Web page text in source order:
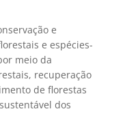
e
e espécies-
meio da
recuperação
de florestas
dos